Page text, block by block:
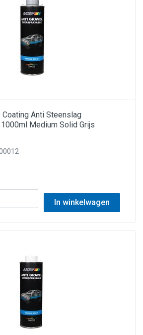
Anti Steenslag
Medium Solid Grijs
In winkelwagen